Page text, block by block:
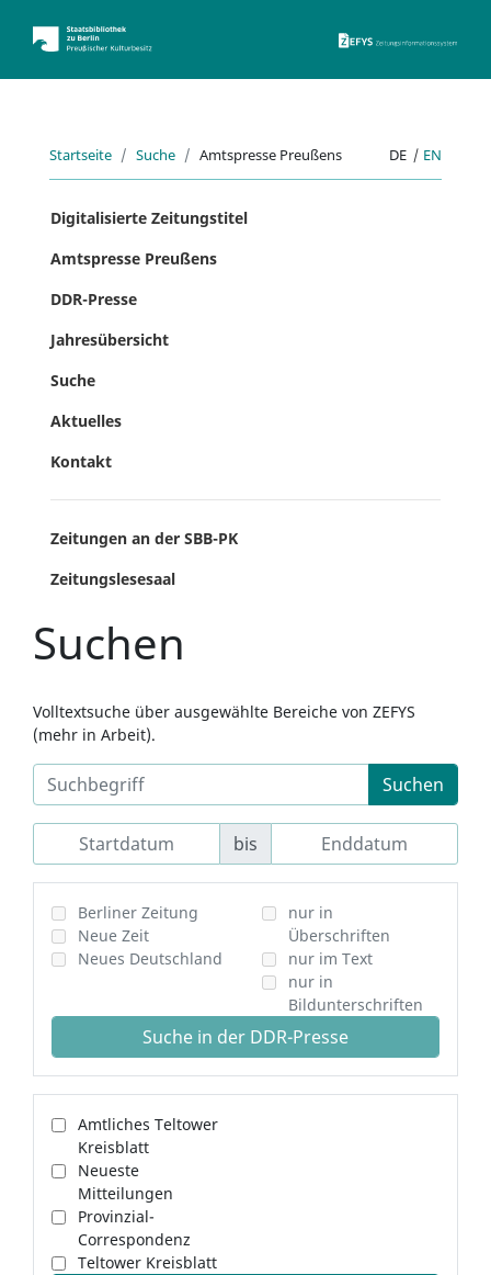
Startseite Suche Amtspresse Preußens DE | EN
Digitalisierte Zeitungstitel
Amtspresse Preußens
DDR-Presse
Jahresübersicht
Suche
Aktuelles
Kontakt
Zeitungen an der SBB-PK
Zeitungslesesaal
Suchen
Volltextsuche über ausgewählte Bereiche von ZEFYS
(mehr in Arbeit).
Suchen
bis
Berliner Zeitung
Neue Zeit
Neues Deutschland
nur in
Überschriften
nur im Text
nur in
Bildunterschriften
Suche in der DDR-Presse
Amtliches Teltower
Kreisblatt
Neueste
Mitteilungen
Provinzial-
Correspondenz
Teltower Kreisblatt